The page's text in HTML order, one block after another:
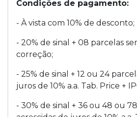
Condições de pagamento:
- À vista com 10% de desconto;
- 20% de sinal + 08 parcelas
correção;
- 25% de sinal + 12 ou 24
juros de 10% a.a. Tab. Price +
- 30% de sinal + 36 ou 48 ou